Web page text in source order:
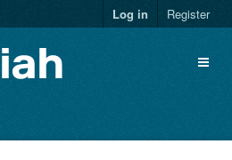
Log in Register